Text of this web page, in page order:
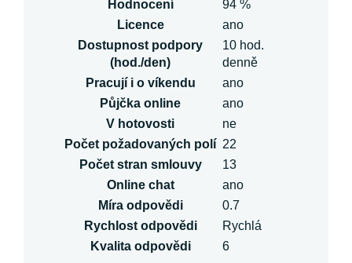
Hodnocení
94 %
Licence
ano
Dostupnost podpory
(hod./den)
10 hod.
denně
Pracují i o víkendu
ano
Půjčka online
ano
V hotovosti
ne
Počet požadovaných polí 22
Počet stran smlouvy
13
Online chat
ano
Míra odpovědi
0.7
Rychlost odpovědi
Rychlá
Kvalita odpovědi
6